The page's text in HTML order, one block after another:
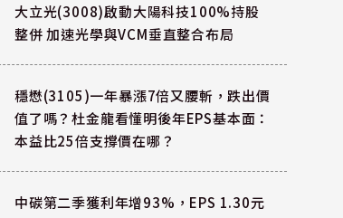
大立光(3008)啟動大陽科技100%持股
整併 加速光學與VCM垂直整合布局
穩懋(3105)一年暴漲7倍又腰斬，跌出價
值了嗎？杜金龍看懂明後年EPS基本面：
本益比25倍支撐價在哪？
中碳第二季獲利年增93%，EPS 1.30元